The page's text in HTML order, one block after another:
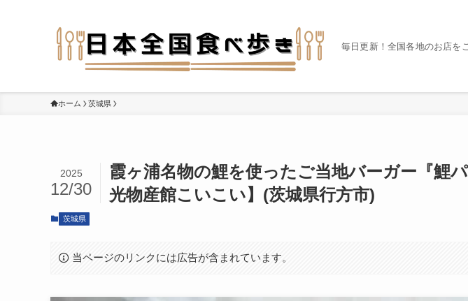
毎日更新！全国各地のお店を
ホーム 茨城県
霞ヶ浦名物の鯉を使ったご当地バーガー『鯉
光物産館こいこい】(茨城県行方市)
2025
12/30
茨城県
当ページのリンクには広告が含まれています。